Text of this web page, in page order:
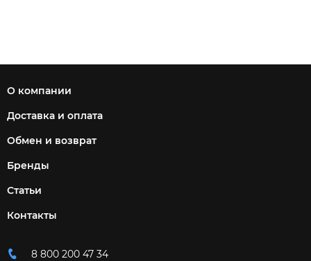
О компании
Доставка и оплата
Обмен и возврат
Бренды
Статьи
Контакты
8 800 200 47 34